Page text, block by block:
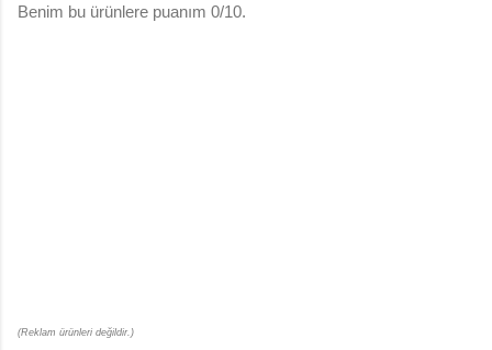
Benim bu ürünlere puanım 0/10.
(Reklam ürünleri değildir.)